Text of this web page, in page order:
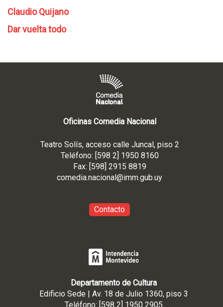
Claudio Quijano
Dar vuelta todo
Oficinas Comedia Nacional
Teatro Solís, acceso calle Juncal, piso 2
Teléfono: [598 2] 1950 8160
Fax: [598] 2915 8819
comedia.nacional@imm.gub.uy
Contacto
Departamento de Cultura
Edificio Sede | Av. 18 de Julio 1360, piso 3
Teléfono: [598 2] 1950 2905